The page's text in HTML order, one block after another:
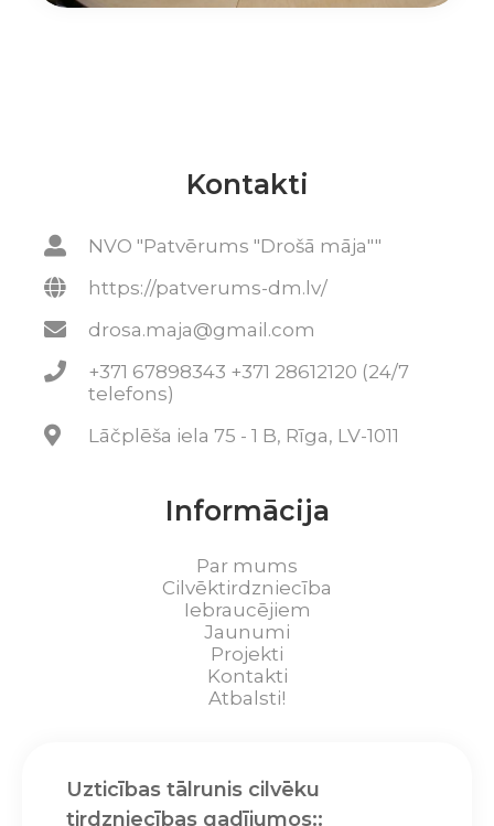
Kontakti
NVO "Patvērums "Drošā māja""
https://patverums-dm.lv/
drosa.maja@gmail.com
+371 67898343 +371 28612120 (24/7
telefons)
Lāčplēša iela 75 - 1 B, Rīga, LV-1011
Informācija
Par mums
Cilvēktirdzniecība
Iebraucējiem
Jaunumi
Projekti
Kontakti
Atbalsti!
Uzticības tālrunis cilvēku
tirdzniecības gadījumos::